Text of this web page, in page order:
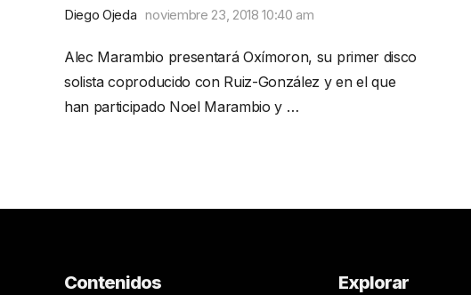
Diego Ojeda noviembre 23, 2018 10:40 am
Alec Marambio presentará Oxímoron, su primer disco
solista coproducido con Ruiz-González y en el que
han participado Noel Marambio y …
Contenidos Explorar